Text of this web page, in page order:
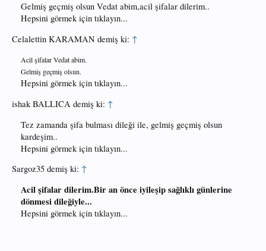
Gelmiş geçmiş olsun Vedat abim,acil şifalar dilerim..
Hepsini görmek için tıklayın...
Celalettin KARAMAN demiş ki: ↑
Acil şifalar Vedat abim.
Gelmiş geçmiş olsun.
Hepsini görmek için tıklayın...
ishak BALLICA demiş ki: ↑
Tez zamanda şifa bulması dileği ile, gelmiş geçmiş olsun
kardeşim..
Hepsini görmek için tıklayın...
Sargoz35 demiş ki: ↑
Acil şifalar dilerim.Bir an önce iyileşip sağlıklı günlerine
dönmesi dileğiyle...
Hepsini görmek için tıklayın...